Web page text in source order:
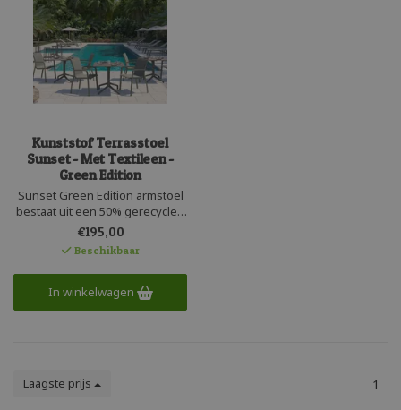
Kunststof Terrasstoel
Sunset - Met Textileen -
Green Edition
Sunset Green Edition armstoel
bestaat uit een 50% gerecycled
kunststof frame met Ecolibrium
Bio textileen. Een zeer
duurzame robuuste en
stapelbare armstoel. Het anti-
bacteriële Bio-textileen heeft
een plantaardige weekmaker
€195,00
Beschikbaar
In winkelwagen
Laagste prijs 1